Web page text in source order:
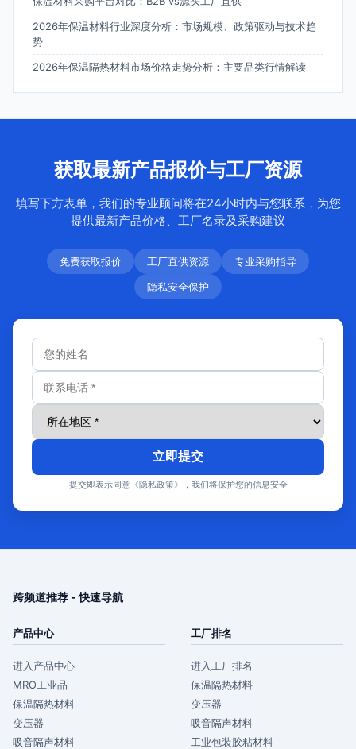
2026年保温材料行业深度分析：市场规模、政策驱动与技术趋
势
2026年保温隔热材料市场价格走势分析：主要品类行情解读
获取最新产品报价与工厂资源
填写下方表单，我们的专业顾问将在24小时内与您联系，为您
提供最新产品价格、工厂名录及采购建议
免费获取报价 工厂直供资源
专业采购指导
隐私安全保护
立即提交
提交即表示同意《隐私政策》，我们将保护您的信息安全
跨频道推荐 - 快速导航
产品中心
进入产品中心
MRO工业品
保温隔热材料
变压器
吸音隔声材料
工厂排名
进入工厂排名
保温隔热材料
变压器
吸音隔声材料
工业包装胶粘材料